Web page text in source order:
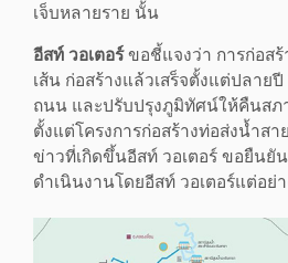
เจ็บหลายราย นั้น
อีสท์ วอเตอร์ขอชี้แจงว่า การก่อส
เส้น ก่อสร้างแล้วเสร็จตั้งแต่ปลาย
ถนน และปรับปรุงภูมิทัศน์ให้คืนสภ
ตั้งแต่โครงการก่อสร้างท่อส่งน้ำส
ข่าวที่เกิดขึ้นอีสท์ วอเตอร์ ขอยืนยั
ดำเนินงานโดยอีสท์ วอเตอร์แต่อย่